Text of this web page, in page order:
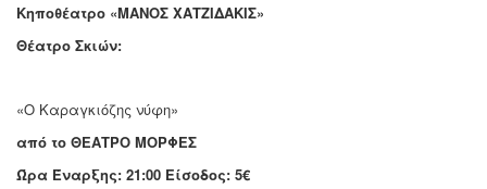
ΠΟΛΙΤΙΣΜΟΣ
ΠΟΛΗ
Κηποθέατρο «ΜΑΝΟΣ ΧΑΤΖΙΔΑΚΙΣ»
Θέατρο Σκιών:
«Ο Καραγκιόζης νύφη»
από το ΘΕΑΤΡΟ ΜΟΡΦΕΣ
Ώρα Έναρξης: 21:00 Είσοδος: 5€